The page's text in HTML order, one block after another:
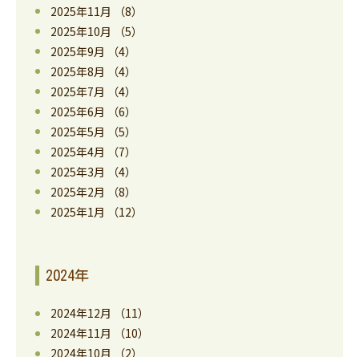
2025年11月
（8）
2025年10月
（5）
2025年9月
（4）
2025年8月
（4）
2025年7月
（4）
2025年6月
（6）
2025年5月
（5）
2025年4月
（7）
2025年3月
（4）
2025年2月
（8）
2025年1月
（12）
2024年
2024年12月
（11）
2024年11月
（10）
2024年10月
（2）